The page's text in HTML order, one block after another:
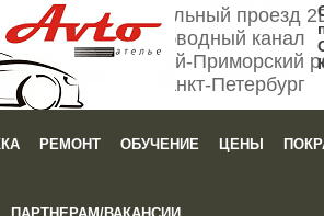
Мебельный проезд
Обводный канал
Кировский-Приморский
Санкт-Петербург
РЕМОНТ ОБУЧЕНИЕ ЦЕНЫ